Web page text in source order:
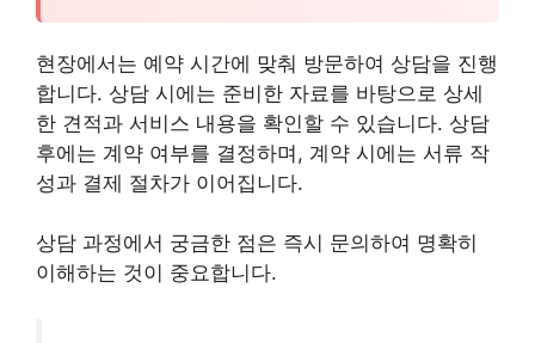
현장에서는 예약 시간에 맞춰 방문하여 상담을 진행
합니다. 상담 시에는 준비한 자료를 바탕으로 상세
한 견적과 서비스 내용을 확인할 수 있습니다. 상담
후에는 계약 여부를 결정하며, 계약 시에는 서류 작
성과 결제 절차가 이어집니다.
상담 과정에서 궁금한 점은 즉시 문의하여 명확히
이해하는 것이 중요합니다.